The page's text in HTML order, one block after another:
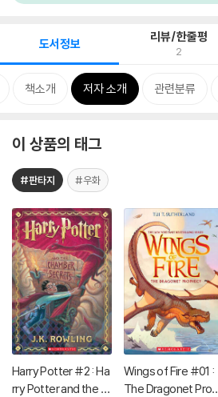
도서정보 리뷰/한줄평
2
책소개 저자 소개 관련분류
이 상품의 태그
#판타지 #우화
Harry Potter #2 : Ha
rry Potter and the C
Wings of Fire #01 :
The Dragonet Prop